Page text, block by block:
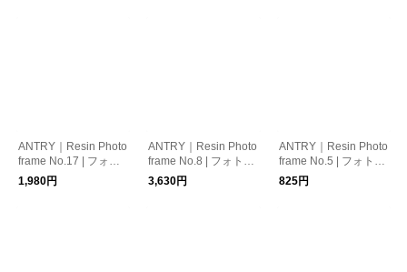
ANTRY｜Resin Photo
frame No.17 | フォト
フレーム
1,980円
ANTRY｜Resin Photo
frame No.8 | フォトフ
レーム
3,630円
ANTRY｜Resin Photo
frame No.5 | フォトフ
レーム
825円